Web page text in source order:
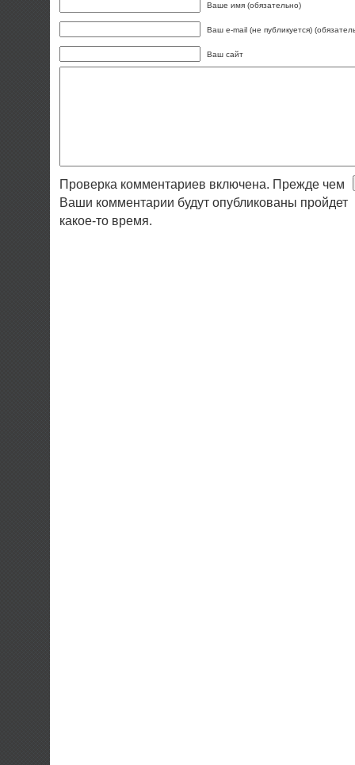
Ваше имя (обязательно)
Ваш e-mail (не публикуется)
Ваш сайт
Проверка комментариев включена. Прежде чем
Ваши комментарии будут опубликованы пройдет
какое-то время.